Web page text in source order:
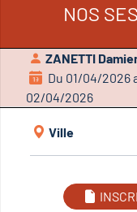
NOS
ZANETTI
Du 01/04/2026
02/04/2026
Ville